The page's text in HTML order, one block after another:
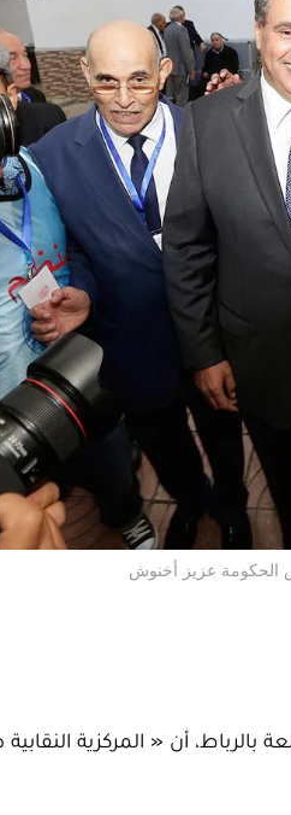
الحكومة عزيز أخنوش
بالرباط، أن « المركزية